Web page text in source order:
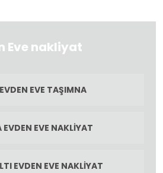
Eve nakliyat
EVE TAŞIMNA
EVDEN EVE NAKLIYAT
EVDEN EVE NAKLIYAT